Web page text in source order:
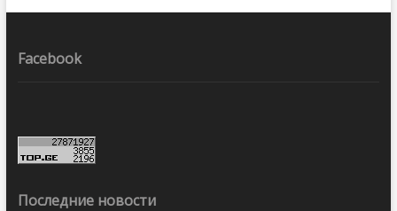
Facebook
Последние новости